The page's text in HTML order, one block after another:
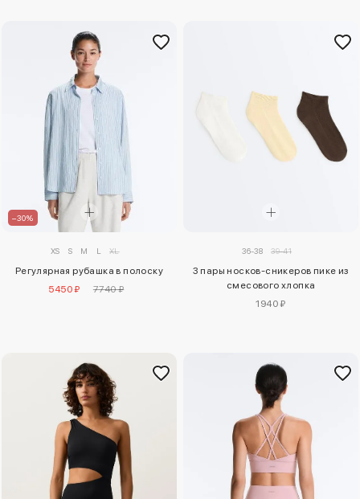
–30%
XS S M L XL
Регулярная рубашка в полоску
5450 ₽
7740 ₽
36-38 39-41
3 пары носков-сникеров пике из
смесового хлопка
1940 ₽